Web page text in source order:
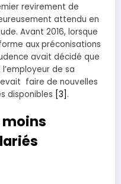
revirement de
attendu en
Avant 2016, lorsque
aux préconisations
avait décidé que
de sa
faire de nouvelles
disponibles [3] .